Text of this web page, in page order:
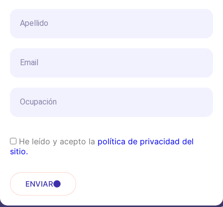
He leído y acepto la política de privacidad del
sitio.
ENVIAR